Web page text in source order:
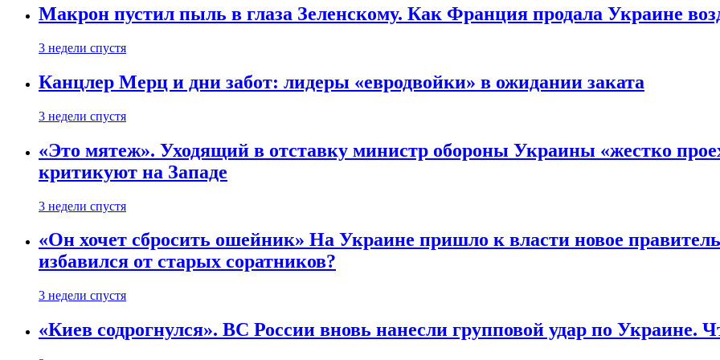
Макрон пустил пыль в глаза Зеленскому. Как Франция продала Украине
3 недели спустя
Канцлер Мерц и дни забот: лидеры «евродвойки» в ожидании заката
3 недели спустя
«Это мятеж». Уходящий в отставку министр обороны Украины «жестко
критикуют на Западе
3 недели спустя
«Он хочет сбросить ошейник» На Украине пришло к власти новое
избавился от старых соратников?
3 недели спустя
«Киев содрогнулся». ВС России вновь нанесли групповой удар по Украине.